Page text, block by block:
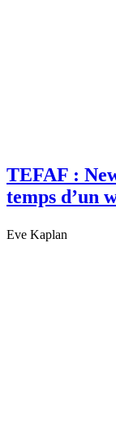
TEFAF :
temps d’un
Eve Kaplan